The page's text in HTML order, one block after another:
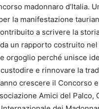
madonnaro d’Italia.
la manifestazione
a scrivere la
un rapporto costruito
orgoglio perché unisce
e rinnovare la
crescere il Concorso
Amici del Palco,